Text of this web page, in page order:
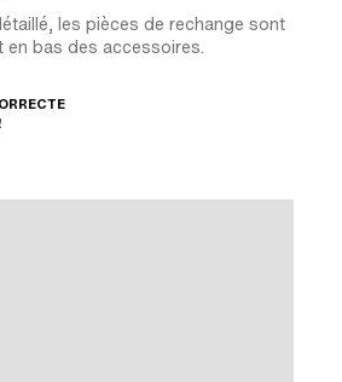
les pièces de rechange sont
en bas des accessoires.